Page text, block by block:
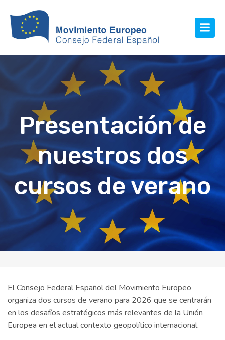
Presentación de
nuestros dos
cursos de verano
El Consejo Federal Español del Movimiento Europeo
organiza dos cursos de verano para 2026 que se centrarán
en los desafíos estratégicos más relevantes de la Unión
Europea en el actual contexto geopolítico internacional.